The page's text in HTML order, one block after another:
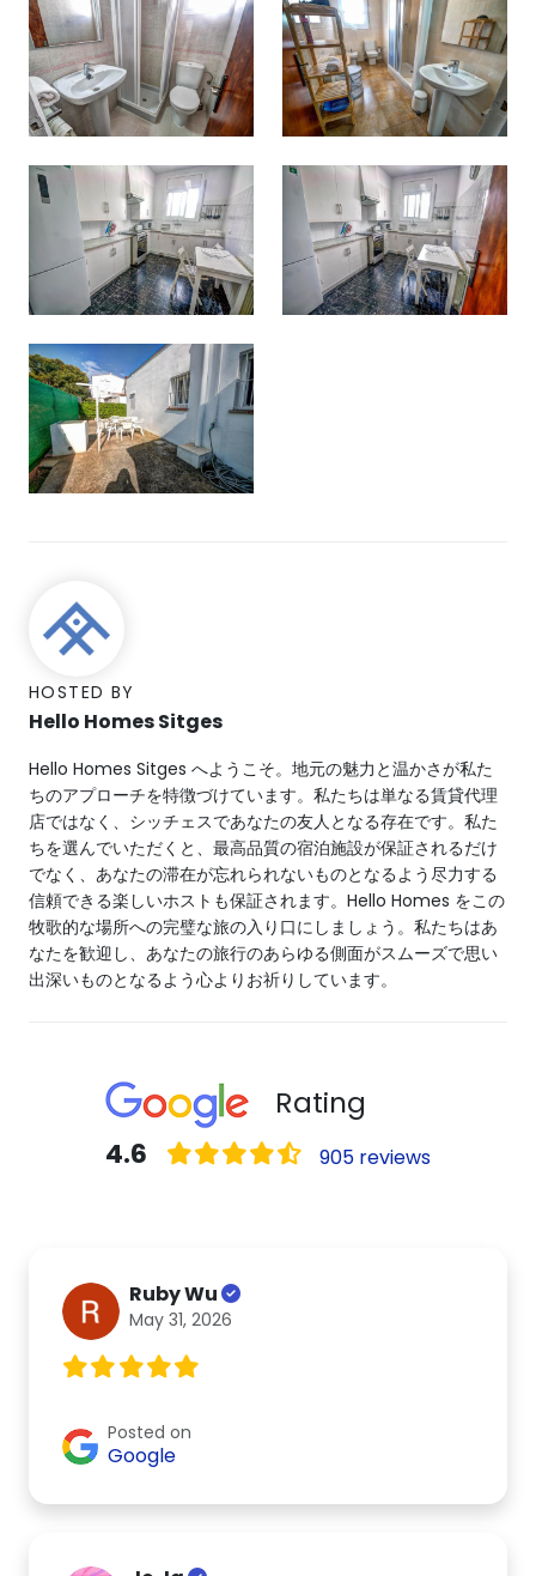
HOSTED BY
Hello Homes Sitges
Hello Homes Sitges へようこそ。地元の魅力と温かさが私た
ちのアプローチを特徴づけています。私たちは単なる賃貸代理
店ではなく、シッチェスであなたの友人となる存在です。私た
ちを選んでいただくと、最高品質の宿泊施設が保証されるだけ
でなく、あなたの滞在が忘れられないものとなるよう尽力する
信頼できる楽しいホストも保証されます。Hello Homes をこの
牧歌的な場所への完璧な旅の入り口にしましょう。私たちはあ
なたを歓迎し、あなたの旅行のあらゆる側面がスムーズで思い
出深いものとなるよう心よりお祈りしています。
Rating
4.6 905 reviews
Ruby Wu
May 31, 2026
Posted on
Google